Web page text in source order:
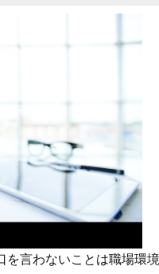
を言わないことは職場環